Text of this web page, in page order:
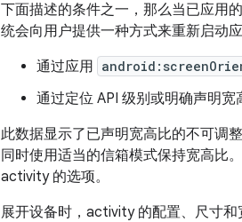
下面描述的条件之一，那么当已应用
统会向用户提供一种方式来重新启动
通过应用
通过定位 API 级别或明确声明
此数据显示了已声明宽高比的不可调
同时使用适当的信箱模式保持宽高比
activity 的选项。
展开设备时，activity 的配置、尺寸